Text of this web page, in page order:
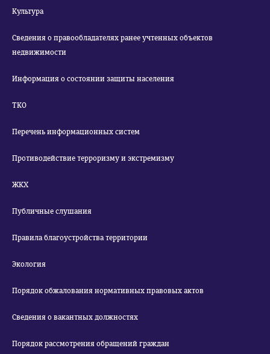
Культура
Сведения о правообладателях ранее учтенных объектов
недвижимости
Информация о состоянии защиты населения
ТКО
Перечень информационных систем
Противодействие терроризму и экстремизму
ЖКХ
Публичные слушания
Правила благоустройства территории
Экология
Порядок обжалования нормативных правовых актов
Сведения о вакантных должностях
Порядок рассмотрения обращений граждан